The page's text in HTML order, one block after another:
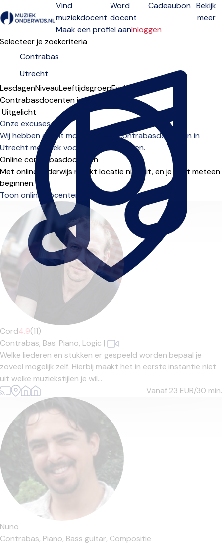
Open menu
Vind
muziekdocent
Word
docent
Cadeaubon Bekijk
meer
Maak een profiel aanInloggen
Selecteer je zoekcriteria
LesdagenNiveauLeeftijdsgroepFysiek
Contrabasdocenten in Utrecht
Sorteervolgorde
Onze excuses...
Wij hebben op dit moment geen contrabasdocenten in
Utrecht met plek voor nieuwe leerlingen.
Online contrabasdocenten
Met onlineonderwijs maakt locatie niet uit, en je kunt meteen
beginnen.
Toon online docenten
Cord4.9(11)
Contrabas, Bas, Piano, Logic |
Welke liederen en stukken er gespeeld worden bepaal je
zoveel mogelijk zelf. Hierbij maakt het in eerste instantie niet
uit welke muziekstijlen je wil...
Vanaf 23 EUR/30 min.
Nuno
Contrabas, Piano, Bass guitar, Compositie